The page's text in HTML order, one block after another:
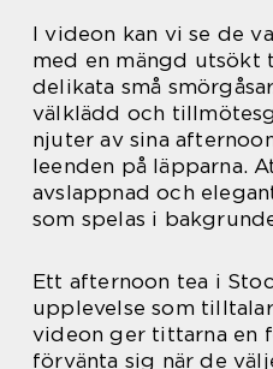
I videon kan vi se de
med en mängd utsökt
delikata små
välklädd och
njuter av sina
leenden på läpparna.
avslappnad och
som spelas i
Ett afternoon tea i
upplevelse som
videon ger tittarna en
förvänta sig när de